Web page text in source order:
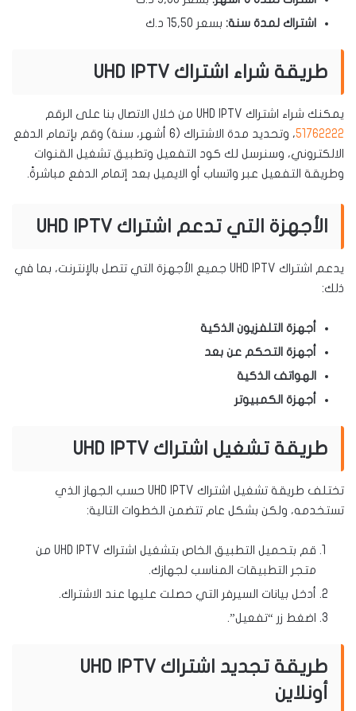
اشتراك لمدة سنة: بسعر 15,50 د.ك
طريقة شراء اشتراك UHD IPTV
يمكنك شراء اشتراك UHD IPTV من خلال الاتصال بنا على الرقم
51762222
، وتحديد مدة الاشتراك (6 أشهر، سنة) وقم بإتمام الدفع
الالكتروني، وسنرسل لك كود التفعيل وتطبيق تشغيل القنوات
وطريقة التفعيل عبر واتساب أو الايميل بعد إتمام الدفع مباشرةً.
الأجهزة التي تدعم اشتراك UHD IPTV
يدعم اشتراك UHD IPTV جميع الأجهزة التي تتصل بالإنترنت، بما في
ذلك:
أجهزة التلفزيون الذكية
أجهزة التحكم عن بعد
الهواتف الذكية
أجهزة الكمبيوتر
طريقة تشغيل اشتراك UHD IPTV
تختلف طريقة تشغيل اشتراك UHD IPTV حسب الجهاز الذي
تستخدمه، ولكن بشكل عام تتضمن الخطوات التالية:
قم بتحميل التطبيق الخاص بتشغيل اشتراك UHD IPTV من
متجر التطبيقات المناسب لجهازك.
أدخل بيانات السيرفر التي حصلت عليها عند الاشتراك.
اضغط زر “تفعيل”.
طريقة تجديد اشتراك UHD IPTV
أونلاين